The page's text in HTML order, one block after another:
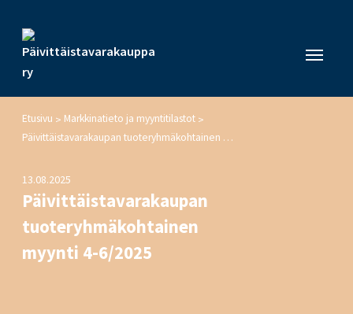
Etusivu > Markkinatieto ja myyntitilastot >
Päivittäistavarakaupan tuoteryhmäkohtainen myynti 4-6/2025
13.08.2025
Päivittäistavarakaupan
tuoteryhmäkohtainen
myynti 4-6/2025